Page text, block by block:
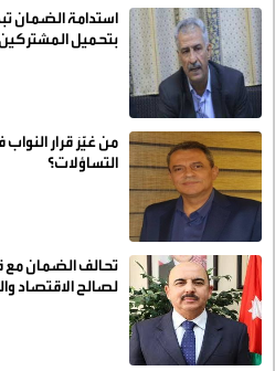
استدامة الضمان
بتحميل
من غيَّرَ قرار
التساؤلات؟
تحالف الضمان مع
لصالح الاقتصاد